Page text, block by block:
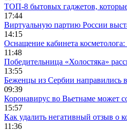
ТОП-8 бытовых гаджетов,
17:44
Виртуальную партию России
14:15
Оснащение кабинета
11:48
Победительница «Холостяка»
13:55
Беженцы из Сербии направились
09:39
Коронавирус во Вьетнаме может
15:57
Как удалить негативный отзыв о
11:36